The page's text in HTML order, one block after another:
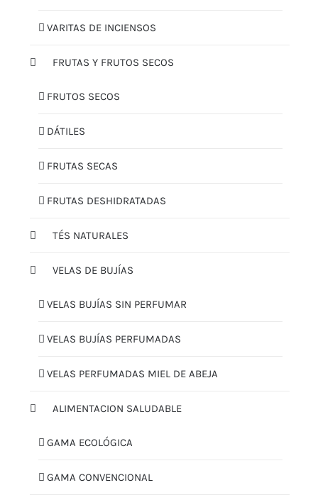
VARITAS DE INCIENSOS
FRUTAS Y FRUTOS SECOS
FRUTOS SECOS
DÁTILES
FRUTAS SECAS
FRUTAS DESHIDRATADAS
TÉS NATURALES
VELAS DE BUJÍAS
VELAS BUJÍAS SIN PERFUMAR
VELAS BUJÍAS PERFUMADAS
VELAS PERFUMADAS MIEL DE ABEJA
ALIMENTACION SALUDABLE
GAMA ECOLÓGICA
GAMA CONVENCIONAL